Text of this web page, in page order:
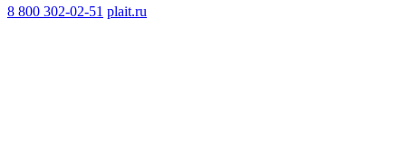
8 800 302-02-51 plait.ru